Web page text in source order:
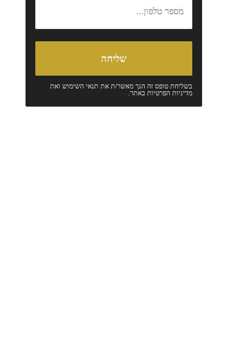
בשליחת טופס זה הנך מאשר/ת את תנאי השימושואת
מדיניות הפרטיותבאתר.